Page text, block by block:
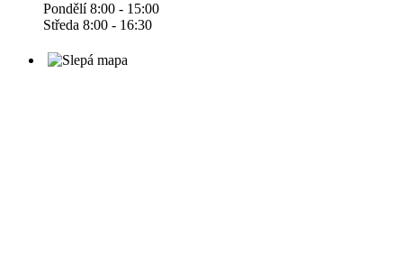
Pondělí 8:00 - 15:00
Středa 8:00 - 16:30